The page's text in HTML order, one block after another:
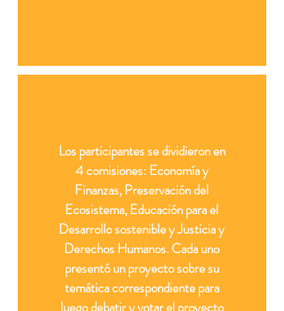
Los participantes se dividieron en
4 comisiones: Economía y
Finanzas, Preservación del
Ecosistema, Educación para el
Desarrollo sostenible y Justicia y
Derechos Humanos. Cada uno
presentó un proyecto sobre su
temática correspondiente para